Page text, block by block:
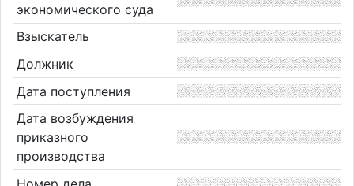
экономического суда
Взыскатель
Должник
Дата поступления
Дата возбуждения
приказного
производства